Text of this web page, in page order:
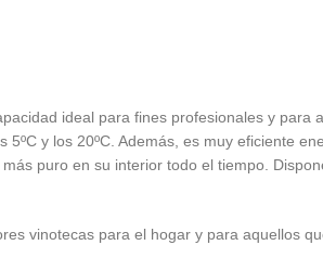
ideal para fines profesionales y para
y los 20ºC. Además, es muy eficiente
puro en su interior todo el tiempo.
vinotecas para el hogar y para aquellos